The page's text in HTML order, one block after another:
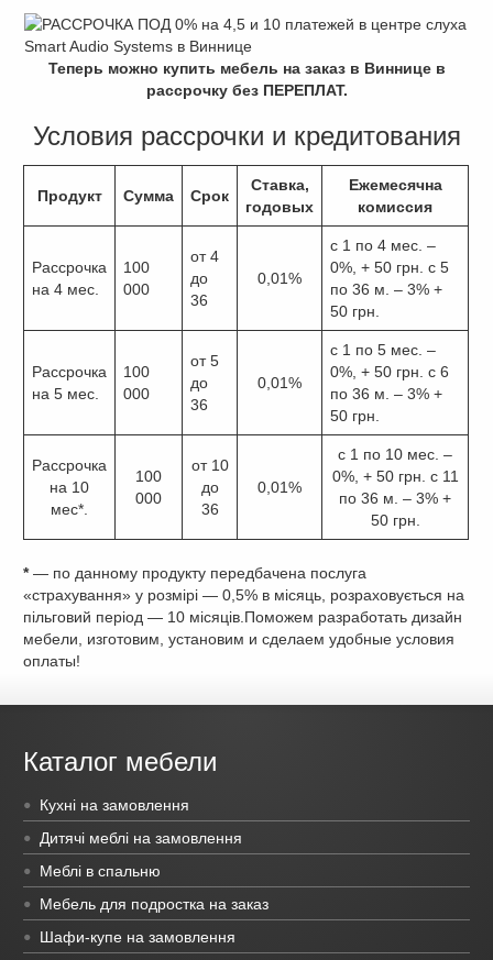
Теперь можно купить мебель на заказ в Виннице в
рассрочку без ПЕРЕПЛАТ.
Условия рассрочки и кредитования
Продукт Сумма Срок
Ставка,
годовых
Ежемесячна
комиссия
Рассрочка
на 4 мес.
100
000
от 4
до
36
0,01%
с 1 по 4 мес. –
0%, + 50 грн. с 5
по 36 м. – 3% +
50 грн.
Рассрочка
на 5 мес.
100
000
от 5
до
36
0,01%
с 1 по 5 мес. –
0%, + 50 грн. с 6
по 36 м. – 3% +
50 грн.
Рассрочка
на 10
мес*.
100
000
от 10
до
36
0,01%
с 1 по 10 мес. –
0%, + 50 грн. с 11
по 36 м. – 3% +
50 грн.
*— по данному продукту передбачена послуга
«страхування» у розмірі — 0,5% в місяць, розраховується на
пільговий період — 10 місяців.Поможем разработать дизайн
мебели, изготовим, установим и сделаем удобные условия
оплаты!
Каталог мебели
Кухні на замовлення
Дитячі меблі на замовлення
Меблі в спальню
Мебель для подростка на заказ
Шафи-купе на замовлення